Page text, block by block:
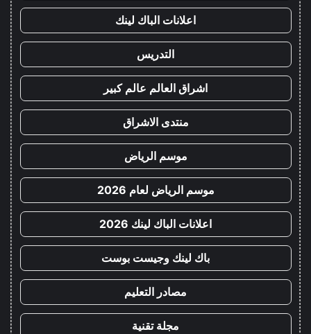
اعلانات الباك لينك
التدريس
اشراق العالم عالم كبير
منتدى الاشراق
موسم الرياض
موسم الرياض لعام 2026
اعلانات الباك لينك 2026
باك لينك وجيست بوست
مصادر التعليم
مجلة تقنية